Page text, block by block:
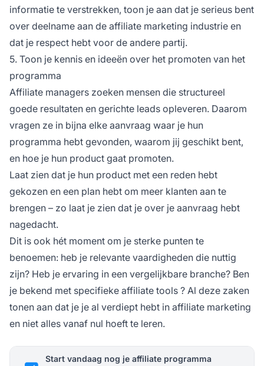
informatie te verstrekken, toon je aan dat je serieus bent
over deelname aan de affiliate marketing industrie en
dat je respect hebt voor de andere partij.
5. Toon je kennis en ideeën over het promoten van het
programma
Affiliate managers zoeken mensen die structureel
goede resultaten en gerichte leads opleveren. Daarom
vragen ze in bijna elke aanvraag waar je hun
programma hebt gevonden, waarom jij geschikt bent,
en hoe je hun product gaat promoten.
Laat zien dat je hun product met een reden hebt
gekozen en een plan hebt om meer klanten aan te
brengen – zo laat je zien dat je over je aanvraag hebt
nagedacht.
Dit is ook hét moment om je sterke punten te
benoemen: heb je relevante vaardigheden die nuttig
zijn? Heb je ervaring in een vergelijkbare branche? Ben
je bekend met specifieke affiliate tools ? Al deze zaken
tonen aan dat je je al verdiept hebt in affiliate marketing
en niet alles vanaf nul hoeft te leren.
Start vandaag nog je affiliate programma